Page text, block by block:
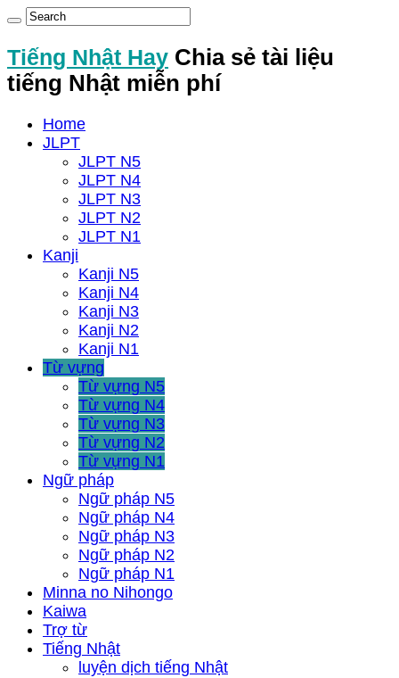
Tiếng Nhật Hay Chia sẻ tài liệu
tiếng Nhật miễn phí
Home
JLPT
JLPT N5
JLPT N4
JLPT N3
JLPT N2
JLPT N1
Kanji
Kanji N5
Kanji N4
Kanji N3
Kanji N2
Kanji N1
Từ vựng
Từ vựng N5
Từ vựng N4
Từ vựng N3
Từ vựng N2
Từ vựng N1
Ngữ pháp
Ngữ pháp N5
Ngữ pháp N4
Ngữ pháp N3
Ngữ pháp N2
Ngữ pháp N1
Minna no Nihongo
Kaiwa
Trợ từ
Tiếng Nhật
luyện dịch tiếng Nhật